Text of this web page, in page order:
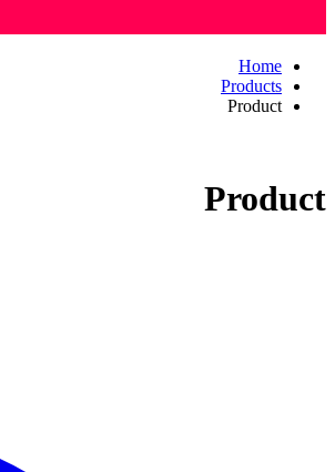
Home
Products
Product
Product